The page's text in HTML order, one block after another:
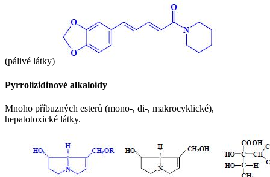
(pálivé látky)
Pyrrolizidinové alkaloidy
Mnoho příbuzných esterů (mono-, di-, makrocyklické),
hepatotoxické látky.